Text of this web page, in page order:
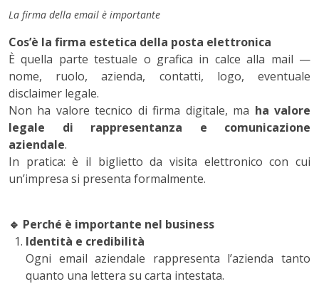
La firma della email è importante
Cos’è la firma estetica della posta elettronica
È quella parte testuale o grafica in calce alla mail —
nome, ruolo, azienda, contatti, logo, eventuale
disclaimer legale.
Non ha valore tecnico di firma digitale, ma ha valore
legale di rappresentanza e comunicazione
aziendale.
In pratica: è il biglietto da visita elettronico con cui
un’impresa si presenta formalmente.
🔹 Perché è importante nel business
Identità e credibilità
Ogni email aziendale rappresenta l’azienda tanto
quanto una lettera su carta intestata.